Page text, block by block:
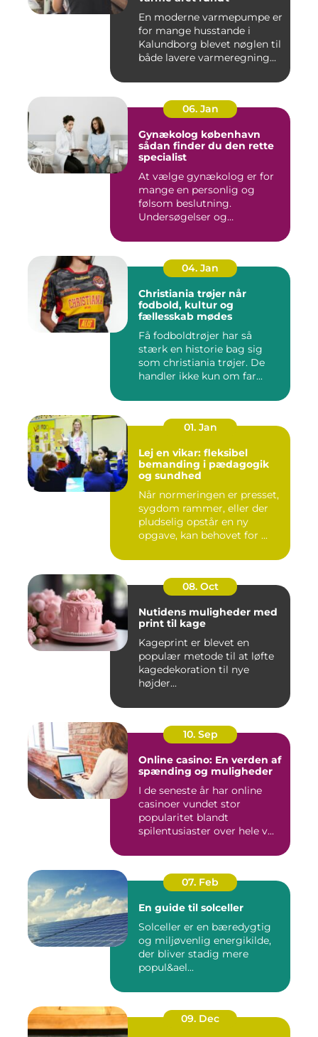
En moderne varmepumpe er
for mange husstande i
Kalundborg blevet nøglen til
både lavere varmeregning...
06. Jan
Gynækolog københavn
sådan finder du den rette
specialist
At vælge gynækolog er for
mange en personlig og
følsom beslutning.
Undersøgelser og
04. Jan
Christiania trøjer når
fodbold, kultur og
fællesskab mødes
Få fodboldtrøjer har så
stærk en historie bag sig
som christiania trøjer. De
handler ikke kun om far...
01. Jan
Lej en vikar: fleksibel
bemanding i pædagogik
og sundhed
Når normeringen er presset,
sygdom rammer, eller der
pludselig opstår en ny
opgave, kan behovet for ...
08. Oct
Nutidens muligheder med
print til kage
Kageprint er blevet en
populær metode til at løfte
kagedekoration til nye
højder...
10. Sep
Online casino: En verden af
spænding og muligheder
I de seneste år har online
casinoer vundet stor
popularitet blandt
spilentusiaster over hele v...
07. Feb
En guide til solceller
Solceller er en bæredygtig
og miljøvenlig energikilde,
der bliver stadig mere
popul&ael...
09. Dec